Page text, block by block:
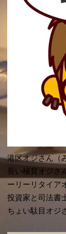
港区オジさん（
長い極貧オジさ
ーリーリタイア
投資家と司法書
ちょい駄目オジ